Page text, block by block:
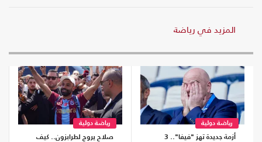
المزيد في رياضة
رياضة دولية
أزمة جديدة تهز "فيفا".. 3
رياضة دولية
صلاح يروج لطرابزون.. كيف